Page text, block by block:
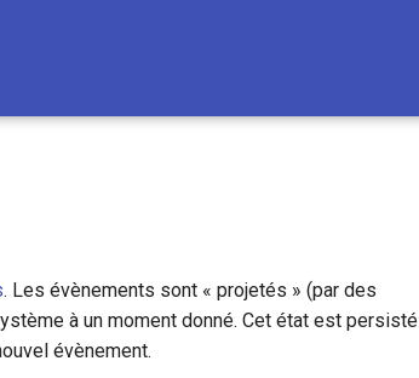
. Les évènements sont « projetés » (par des
à un moment donné. Cet état est persisté
évènement.